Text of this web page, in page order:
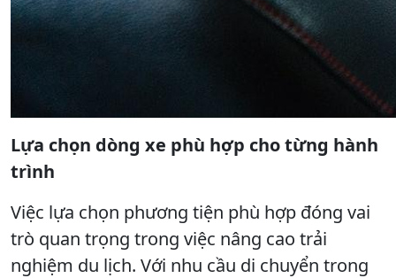
Lựa chọn dòng xe phù hợp cho từng hành
trình
Việc lựa chọn phương tiện phù hợp đóng vai
trò quan trọng trong việc nâng cao trải
nghiệm du lịch. Với nhu cầu di chuyển trong